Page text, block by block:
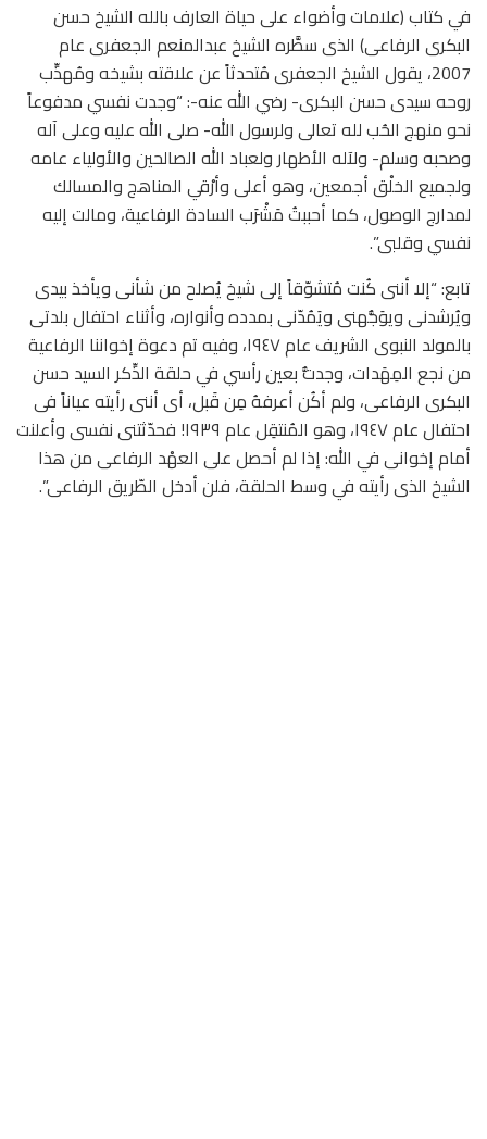
في كتاب (علامات وأضواء على حياة العارف بالله الشيخ حسن
البكرى الرفاعى) الذى سطَّره الشيخ عبدالمنعم الجعفرى عام
2007، يقول الشيخ الجعفرى مُتحدثاً عن علاقته بشيخه ومُهذِّب
روحه سيدى حسن البكرى- رضي الله عنه-: “وجدت نفسي مدفوعاً
نحو منهج الحُب لله تعالى ولرسول الله- صلى الله عليه وعلى آله
وصحبه وسلم- ولآله الأطهار ولعباد الله الصالحين والأولياء عامه
ولجميع الخلْق أجمعين، وهو أعلى وأرْقي المناهج والمسالك
لمدارج الوصول، كما أحببتُ مَشْرَب السادة الرفاعية، ومالت إليه
نفسي وقلبى”.
تابع: “إلا أننى كُنت مُتشوّقاً إلى شيخ يُصلح من شأنى ويأخذ بيدى
ويُرشدنى ويوَجُّهنى ويَمُدّنى بمدده وأنواره، وأثناء احتفال بلدتى
بالمولد النبوى الشريف عام ١٩٤٧، وفيه تم دعوة إخواننا الرفاعية
من نجع المِهَدات، وجدتُّ بعين رأسي في حلقة الذِّكر السيد حسن
البكرى الرفاعى، ولم أكُن أعرفهُ مِن قَبل، أى أننى رأيته عياناً فى
احتفال عام ١٩٤٧، وهو المُنتقِل عام ١٩٣٩! فحدّثتنى نفسى وأعلنت
أمام إخوانى في الله: إذا لم أحصل على العهْد الرفاعى من هذا
الشيخ الذى رأيته في وسط الحلقة، فلن أدخل الطّريق الرفاعى”.